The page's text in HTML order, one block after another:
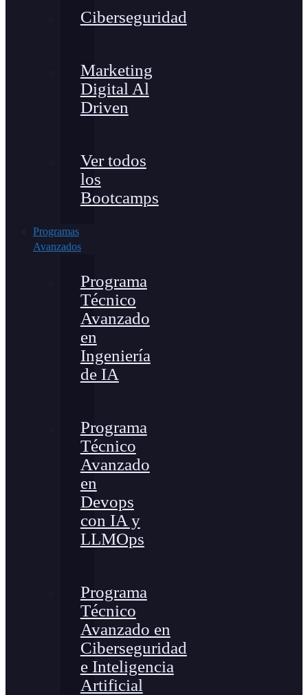
Ciberseguridad
Marketing
Digital Al
Driven
Ver todos
los
Bootcamps
Programas
Avanzados
Programa
Técnico
Avanzado
en
Ingeniería
de IA
Programa
Técnico
Avanzado
en
Devops
con IA y
LLMOps
Programa
Técnico
Avanzado en
Ciberseguridad
e Inteligencia
Artificial